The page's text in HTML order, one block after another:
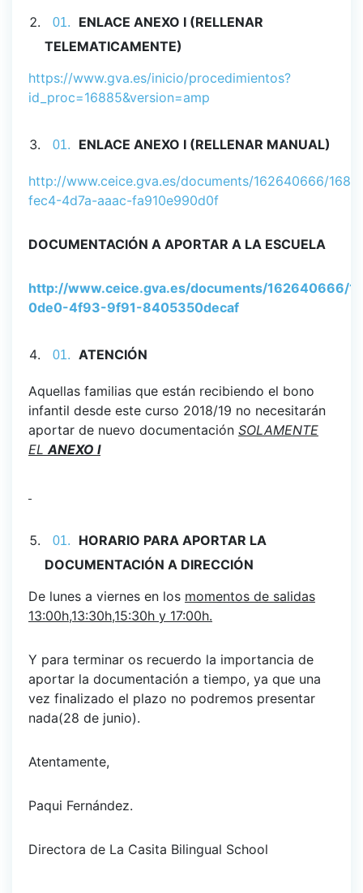
ENLACE ANEXO I (RELLENAR
TELEMATICAMENTE)
https://www.gva.es/inicio/procedimientos?
id_proc=16885&version=amp
ENLACE ANEXO I (RELLENAR MANUAL)
http://www.ceice.gva.es/documents/162640666/
fec4-4d7a-aaac-fa910e990d0f
DOCUMENTACIÓN A APORTAR A LA ESCUELA
http://www.ceice.gva.es/documents/162640666/
0de0-4f93-9f91-8405350decaf
ATENCIÓN
Aquellas familias que están recibiendo el bono
infantil desde este curso 2018/19 no necesitarán
aportar de nuevo documentación SOLAMENTE
EL ANEXO I
HORARIO PARA APORTAR LA
DOCUMENTACIÓN A DIRECCIÓN
De lunes a viernes en los momentos de salidas
13:00h,13:30h,15:30h y 17:00h.
Y para terminar os recuerdo la importancia de
aportar la documentación a tiempo, ya que una
vez finalizado el plazo no podremos presentar
nada(28 de junio).
Atentamente,
Paqui Fernández.
Directora de La Casita Bilingual School